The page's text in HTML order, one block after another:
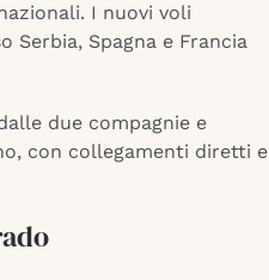
I nuovi voli
Serbia, Spagna e Francia
due compagnie e
con collegamenti diretti e